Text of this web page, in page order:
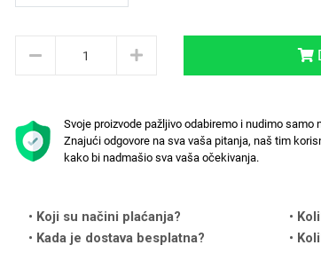
Svoje proizvode pažljivo odabiremo i nudimo
Znajući odgovore na sva vaša pitanja, naš tim
kako bi nadmašio sva vaša očekivanja.
Koji su načini plaćanja?
Kada je dostava besplatna?